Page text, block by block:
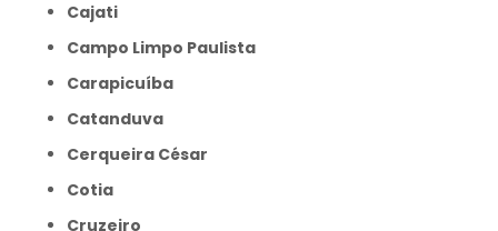
Cajati
Campo Limpo Paulista
Carapicuíba
Catanduva
Cerqueira César
Cotia
Cruzeiro